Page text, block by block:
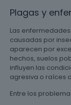
Plagas y
Las
causadas por
aparecen por
hechos, suelos
influyen las
agresiva o raíces
Entre los